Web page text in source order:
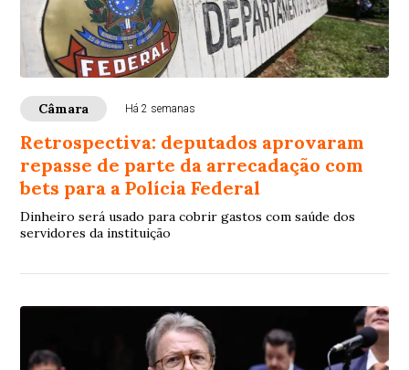
Câmara Há 2 semanas
Retrospectiva: deputados aprovaram
repasse de parte da arrecadação com
bets para a Polícia Federal
Dinheiro será usado para cobrir gastos com saúde dos
servidores da instituição